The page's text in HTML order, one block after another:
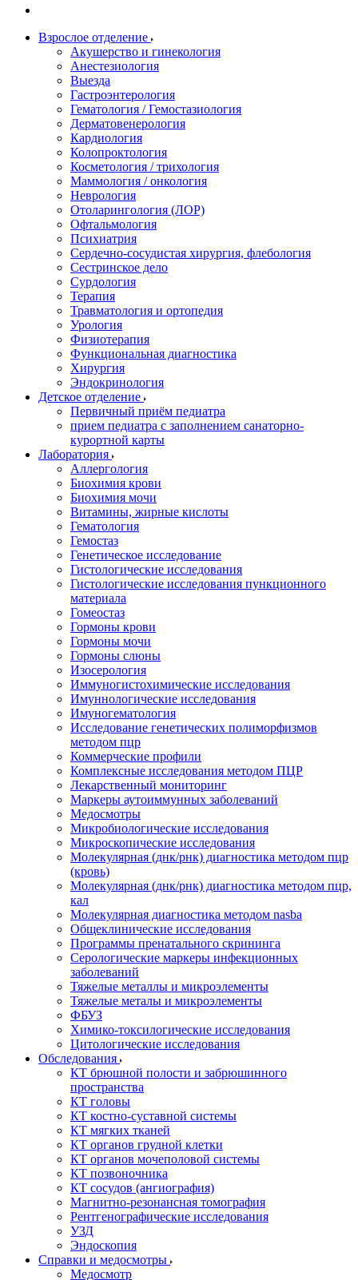
Взрослое отделение
Акушерство и гинекология
Анестезиология
Выезда
Гастроэнтерология
Гематология / Гемостазиология
Дерматовенерология
Кардиология
Колопроктология
Косметология / трихология
Маммология / онкология
Неврология
Отоларингология (ЛОР)
Офтальмология
Психиатрия
Сердечно-сосудистая хирургия, флебология
Сестринское дело
Сурдология
Терапия
Травматология и ортопедия
Урология
Физиотерапия
Функциональная диагностика
Хирургия
Эндокринология
Детское отделение
Первичный приём педиатра
прием педиатра с заполнением санаторно-
курортной карты
Лаборатория
Аллергология
Биохимия крови
Биохимия мочи
Витамины, жирные кислоты
Гематология
Гемостаз
Генетическое исследование
Гистологические исследования
Гистологические исследования пункционного
материала
Гомеостаз
Гормоны крови
Гормоны мочи
Гормоны слюны
Изосерология
Иммуногистохимические исследования
Имуннологические исследования
Имуногематология
Исследование генетических полиморфизмов
методом пцр
Коммерческие профили
Комплексные исследования методом ПЦР
Лекарственный мониторинг
Маркеры аутоиммунных заболеваний
Медосмотры
Микробиологические исследования
Микроскопические исследования
Молекулярная (днк/рнк) диагностика методом пцр
(кровь)
Молекулярная (днк/рнк) диагностика методом пцр,
кал
Молекулярная диагностика методом nasba
Общеклинические исследования
Программы пренатального скрининга
Серологические маркеры инфекционных
заболеваний
Тяжелые металлы и микроэлементы
Тяжелые металы и микроэлементы
ФБУЗ
Химико-токсилогические исследования
Цитологические исследования
Обследования
КТ брюшной полости и забрюшинного
пространства
КТ головы
КТ костно-суставной системы
КТ мягких тканей
КТ органов грудной клетки
КТ органов мочеполовой системы
КТ позвоночника
КТ сосудов (ангиография)
Магнитно-резонансная томография
Рентгенографические исследования
УЗД
Эндоскопия
Справки и медосмотры
Медосмотр